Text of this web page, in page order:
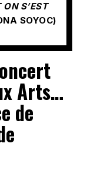
ON S’EST
SOYOC)
Arts…
de